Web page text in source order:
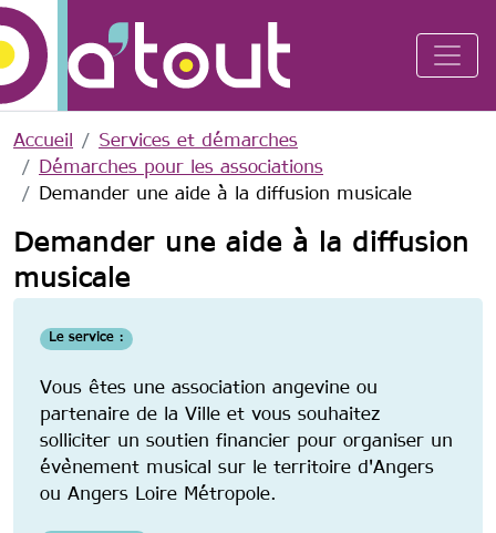
Accueil
Services et démarches
Démarches pour les associations
Demander une aide à la diffusion musicale
Demander une aide à la diffusion
musicale
Le service :
Vous êtes une association angevine ou
partenaire de la Ville et vous souhaitez
solliciter un soutien financier pour organiser un
évènement musical sur le territoire d'Angers
ou Angers Loire Métropole.